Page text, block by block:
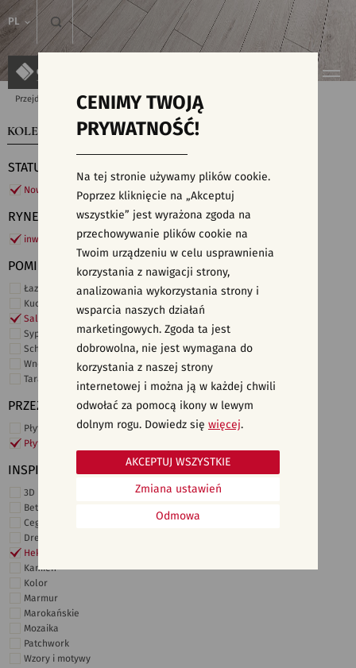
PL
Przejdź do strony głównej Kolekcje
KOLEKCJE WYSZUKIWARKA PŁYTEK
STATUS
Nowości
RYNEK
inwestycje
POMIESZCZENIE
Łazienka
Kuchnia
Salon i hol
Sypialnia
Schody
Wnętrza komercyjne
Taras i ogród
PRZEZNACZENIE
Płytki ścienne
Płytki podłogowe
INSPIRACJE
3D i struktury
Beton
Cegiełki
Drewno
Heksagonalne
Kamień
Kolor
Marmur
Marokańskie
Mozaika
Patchwork
Wzory i motywy
CENIMY TWOJĄ
PRYWATNOŚĆ!
Na tej stronie używamy plików cookie.
Poprzez kliknięcie na „Akceptuj
wszystkie” jest wyrażona zgoda na
przechowywanie plików cookie na
Twoim urządzeniu w celu usprawnienia
korzystania z nawigacji strony,
analizowania wykorzystania strony i
wsparcia naszych działań
marketingowych. Zgoda ta jest
dobrowolna, nie jest wymagana do
korzystania z naszej strony
internetowej i można ją w każdej chwili
odwołać za pomocą ikony w lewym
dolnym rogu. Dowiedz się więcej.
Odmowa
Zmiana ustawień
AKCEPTUJ WSZYSTKIE